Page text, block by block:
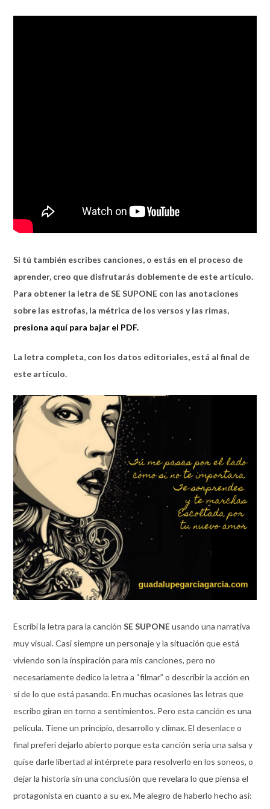
Si tú también escribes canciones, o estás en el proceso de
aprender, creo que disfrutarás doblemente de este artículo.
Para obtener la letra de SE SUPONE con las anotaciones
sobre las estrofas, la métrica de los versos y las rimas,
presiona aquí para bajar el PDF.
La letra completa, con los datos editoriales, está al final de
este artículo.
Escribí la letra para la canción SE SUPONEusando una narrativa
muy visual. Casi siempre un personaje y la situación que está
viviendo son la inspiración para mis canciones, pero no
necesariamente dedico la letra a “filmar” o describir la acción en
sí de lo que está pasando. En muchas ocasiones las letras que
escribo giran en torno a sentimientos. Pero esta canción es una
película. Tiene un principio, desarrollo y climax. El desenlace o
final preferí dejarlo abierto porque esta canción sería una salsa y
quise darle libertad al intérprete para resolverlo en los soneos, o
dejar la historia sin una conclusión que revelara lo que piensa el
protagonista en cuanto a su ex. Me alegro de haberlo hecho así: